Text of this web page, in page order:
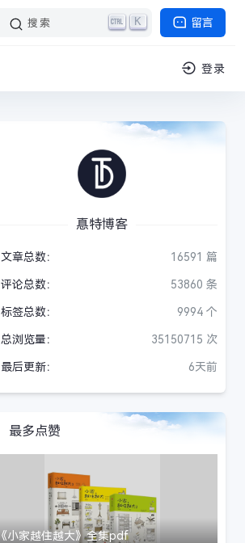
留言
搜索 K
登录
惪特博客
文章总数： 16591 篇
评论总数： 53860 条
标签总数： 9994 个
总浏览量： 35150715 次
最后更新： 6天前
最多点赞
《小家越住越大》全集pdf